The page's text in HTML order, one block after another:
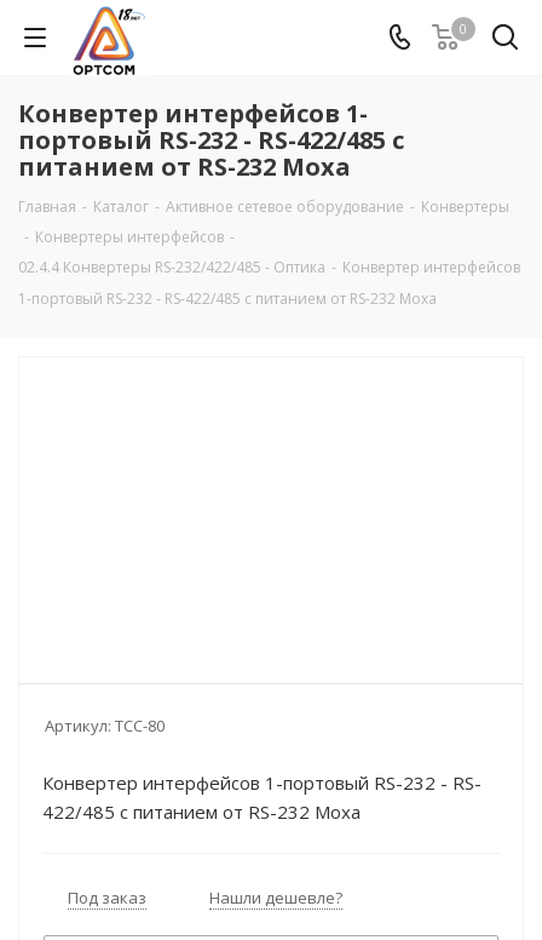
0
Конвертер интерфейсов 1-
портовый RS-232 - RS-422/485 с
питанием от RS-232 Moxa
Главная - Каталог - Активное сетевое оборудование - Конвертеры
- Конвертеры интерфейсов -
02.4.4 Конвертеры RS-232/422/485 - Оптика - Конвертер интерфейсов
1-портовый RS-232 - RS-422/485 с питанием от RS-232 Moxa
Артикул: TCC-80
Конвертер интерфейсов 1-портовый RS-232 - RS-
422/485 с питанием от RS-232 Moxa
Под заказ Нашли дешевле?